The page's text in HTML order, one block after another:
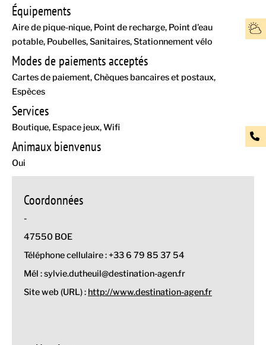
Équipements
Aire de pique-nique Point de recharge Point d'eau
potable Poubelles Sanitaires Stationnement vélo
Modes de paiements acceptés
Cartes de paiement Chèques bancaires et postaux
Espèces
Services
Boutique Espace jeux Wifi
Animaux bienvenus
Oui
Coordonnées
-
47550 BOE
Téléphone cellulaire : +33 6 79 85 37 54
Mél : sylvie.dutheuil@destination-agen.fr
Site web (URL) : http://www.destination-agen.fr